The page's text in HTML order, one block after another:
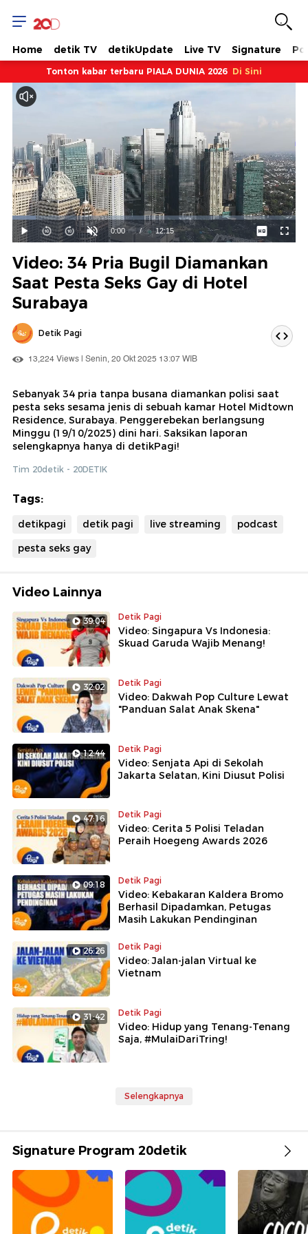
Home detik TV detikUpdate Live TV Signature
Tonton kabar terbaru PIALA DUNIA 2026 Di Sini
Mainkan
Suara
Hidup
Waktu
ini
0:00 / Durasi
12:15
Dimuat:
8.16%
Video: 34 Pria Bugil Diamankan
Saat Pesta Seks Gay di Hotel
Surabaya
Detik Pagi
13,224 Views | Senin, 20 Okt 2025 13:07 WIB
Sebanyak 34 pria tanpa busana diamankan polisi saat
pesta seks sesama jenis di sebuah kamar Hotel Midtown
Residence, Surabaya. Penggerebekan berlangsung
Minggu (19/10/2025) dini hari. Saksikan laporan
selengkapnya hanya di detikPagi!
Tim 20detik - 20DETIK
Tags:
detikpagi detik pagi live streaming
podcast
pesta seks gay
Video Lainnya
39:04 Detik Pagi
Video: Singapura Vs Indonesia:
Skuad Garuda Wajib Menang!
32:02 Detik Pagi
Video: Dakwah Pop Culture Lewat
"Panduan Salat Anak Skena"
12:44 Detik Pagi
Video: Senjata Api di Sekolah
Jakarta Selatan, Kini Diusut Polisi
47:16 Detik Pagi
Video: Cerita 5 Polisi Teladan
Peraih Hoegeng Awards 2026
09:18 Detik Pagi
Video: Kebakaran Kaldera Bromo
Berhasil Dipadamkan, Petugas
Masih Lakukan Pendinginan
26:26 Detik Pagi
Video: Jalan-jalan Virtual ke
Vietnam
31:42 Detik Pagi
Video: Hidup yang Tenang-Tenang
Saja, #MulaiDariTring!
Selengkapnya
Signature Program 20detik